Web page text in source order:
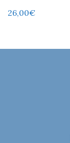
26,00€